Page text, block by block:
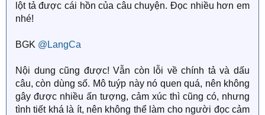
lột tả được cái hồn của câu chuyện. Đọc nhiều hơn em
nhé!
BGK @LangCa
Nội dung cũng được! Vẫn còn lỗi về chính tả và dấu
câu, còn dùng số. Mô tuýp này nó quen quá, nên không
gây được nhiều ấn tượng, cảm xúc thì cũng có, nhưng
tình tiết khá là ít, nên không thể làm cho người đọc cảm